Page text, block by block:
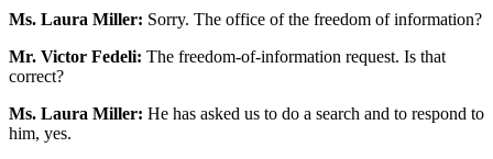
Ms. Laura Miller: Sorry. The office of the freedom of information?
Mr. Victor Fedeli: The freedom-of-information request. Is that
correct?
Ms. Laura Miller: He has asked us to do a search and to respond to
him, yes.